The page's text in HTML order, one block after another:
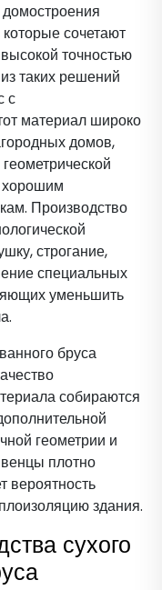
сочетают
точностью
таких решений
с
материал широко
домов,
хорошим
Производство
строгание,
специальных
уменьшить
бруса
собираются
геометрии и
плотно
вероятность
здания.
сухого